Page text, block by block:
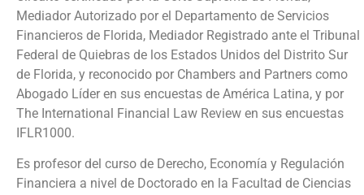
Mediador Autorizado por el Departamento de Servicios
Financieros de Florida, Mediador Registrado ante el Tribunal
Federal de Quiebras de los Estados Unidos del Distrito Sur
de Florida, y reconocido por Chambers and Partners como
Abogado Líder en sus encuestas de América Latina, y por
The International Financial Law Review en sus encuestas
IFLR1000.
Es profesor del curso de Derecho, Economía y Regulación
Financiera a nivel de Doctorado en la Facultad de Ciencias